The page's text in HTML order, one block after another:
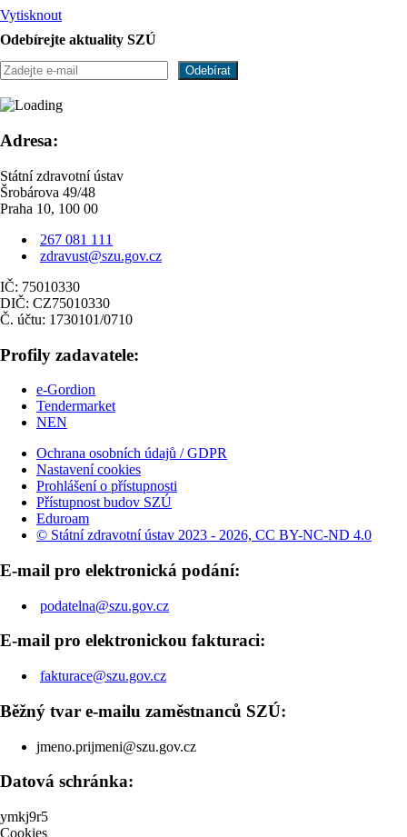
Vytisknout
Odebírejte aktuality SZÚ
Adresa:
Státní zdravotní ústav
Šrobárova 49/48
Praha 10, 100 00
267 081 111
zdravust@szu.gov.cz
IČ: 75010330
DIČ: CZ75010330
Č. účtu: 1730101/0710
Profily zadavatele:
e-Gordion
Tendermarket
NEN
Ochrana osobních údajů / GDPR
Nastavení cookies
Prohlášení o přístupnosti
Přístupnost budov SZÚ
Eduroam
© Státní zdravotní ústav 2023 - 2026, CC BY-NC-ND 4.0
E-mail pro elektronická podání:
podatelna@szu.gov.cz
E-mail pro elektronickou fakturaci:
fakturace@szu.gov.cz
Běžný tvar e-mailu zaměstnanců SZÚ:
jmeno.prijmeni@szu.gov.cz
Datová schránka:
ymkj9r5
Cookies